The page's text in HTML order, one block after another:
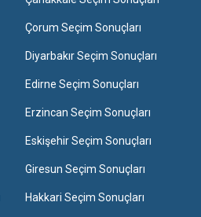
Çorum Seçim Sonuçları
Diyarbakır Seçim Sonuçları
Edirne Seçim Sonuçları
Erzincan Seçim Sonuçları
Eskişehir Seçim Sonuçları
Giresun Seçim Sonuçları
Hakkari Seçim Sonuçları